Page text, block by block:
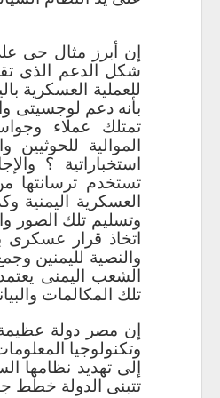
إن أبرز مثال حى
شكل الدعم الذى
للعملية العسكرية
بأنه دعم لوجسيتى
تمتلك عملاء
الموالية
استخباراتية ؟
تستخدم ترسانتها
العسكرية اليمنية
وتسليم تلك الصور
اتخاذ قرار عسكرى
والنصية لليمنين
الشعب اليمنى
تلك المكالمات
إن مصر دولة
وتكنولوجيا
إلى تهديد نظامها
تتبنى الدولة خطط
الاصطناعي،
الروبوتات،
الحاسب، هندسة
الحوسبة
13 قسم
والعالمية.
وهذا الانتشار
على السوق
المتخصصين
الحوسبة
الذكاء
والأمن
الرأسي سوف
التخصصات
مثل هندسة
الاتصالات
بكليات العلوم
التخصصات
اساسيات